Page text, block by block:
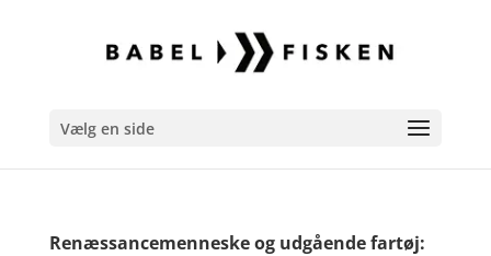
Vælg en side
Renæssancemenneske og udgående fartøj: